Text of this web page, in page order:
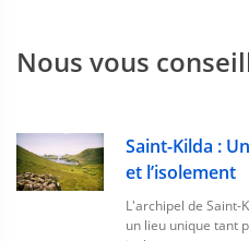
Nous vous
Saint-Kilda :
et l’isolement
L'archipel de Saint-
un lieu unique tant